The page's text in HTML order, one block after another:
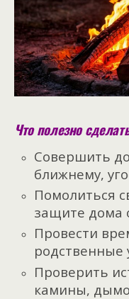
Что полезно
Совершить
ближнему,
Помолиться
защите дома
Провести
родственные
Проверить
камины,